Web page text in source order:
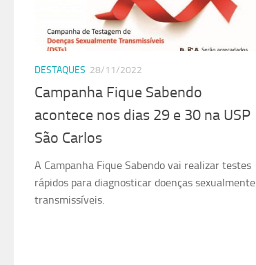
DESTAQUES 28/11/2022
Campanha Fique Sabendo
acontece nos dias 29 e 30 na USP
São Carlos
A Campanha Fique Sabendo vai realizar testes
rápidos para diagnosticar doenças sexualmente
transmissíveis.